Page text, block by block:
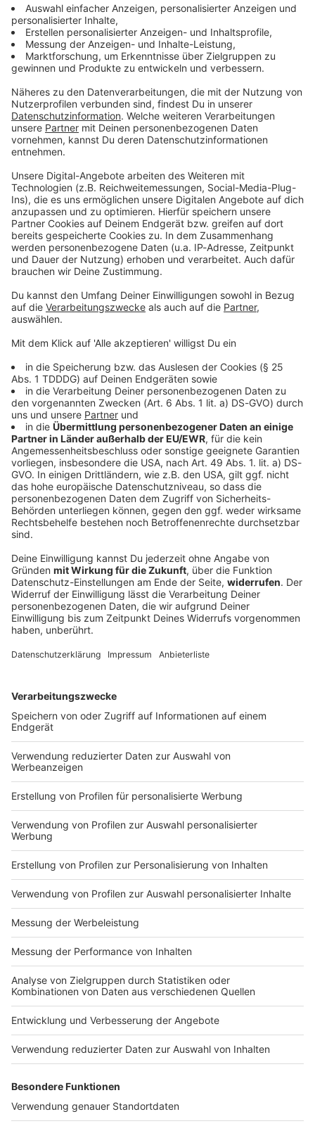
Zum Newsletter anmelden
Du möchtest uns etwas sagen?
Studio Hotline
Kontaktformular
Sprachnachricht
© dpa-infocom, dpa:260707-930-344567/8
Welt
Bestimmte Vereine sollen höhere Steuern
zahlen
Die Bundesregierung braucht dringend Geld. Jetzt will
sie bei manchen Vereinen die Hand aufhalten.
DEINE GEMERKTEN ARTIKEL
Du hast dir noch keine Artikel gemerkt
Markiere sie hierfür mit einem
Impressum
Nutzungsbedingungen
Jobs
Presse
Werben
Archiv
ANTENNE BAYERN GROUP
Kontakt
Studio-Hotline
Verkehrs-Hotline
Newsletter